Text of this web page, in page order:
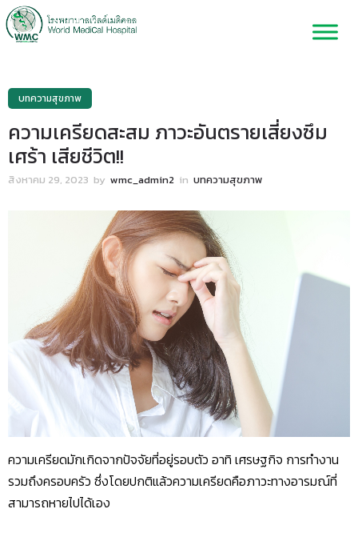
บทความสุขภาพ
ความเครียดสะสม ภาวะอันตรายเสี่ยงซึม
เศร้า เสียชีวิต!!
สิงหาคม 29, 2023 by wmc_admin2 in บทความสุขภาพ
ความเครียดมักเกิดจากปัจจัยที่อยู่รอบตัว อาทิ เศรษฐกิจ การทำงาน
รวมถึงครอบครัว ซึ่งโดยปกติแล้วความเครียดคือภาวะทางอารมณ์ที่
สามารถหายไปได้เอง